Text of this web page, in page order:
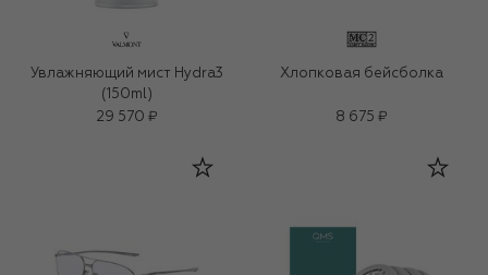
Увлажняющий мист Hydra3
(150ml)
29 570 ₽
Хлопковая бейсболка
8 675 ₽